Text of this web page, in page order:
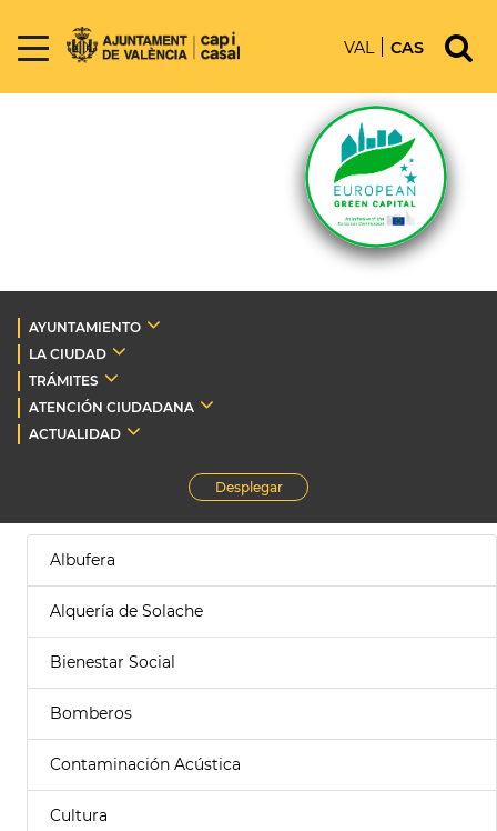
VAL CAS
AYUNTAMIENTO
LA CIUDAD
TRÁMITES
ATENCIÓN CIUDADANA
ACTUALIDAD
Desplegar
Albufera
Alquería de Solache
Bienestar Social
Bomberos
Contaminación Acústica
Cultura